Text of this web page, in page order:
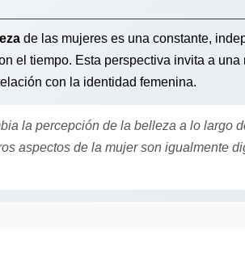
de las mujeres es una constante,
el tiempo. Esta perspectiva invita a una
con la identidad femenina.
la percepción de la belleza a lo largo
aspectos de la mujer son igualmente